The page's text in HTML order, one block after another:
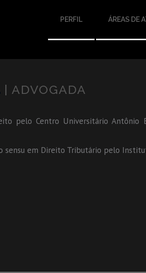
PERFIL ÁREAS DE
| ADVOGADA
pelo Centro Universitário Antônio
sensu em Direito Tributário pelo